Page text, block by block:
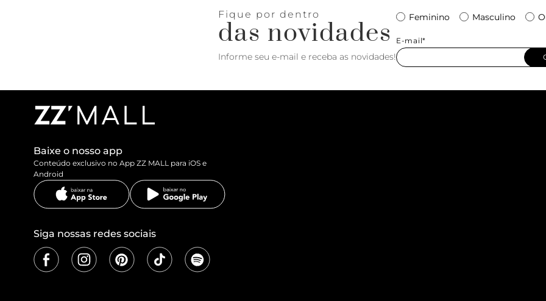
Fique por dentro
das novidades
Informe seu e-mail e receba as novidades!
Feminino Masculino
E-mail*
Baixe o nosso app
Conteúdo exclusivo no App ZZ MALL para iOS e
Android
Siga nossas redes sociais